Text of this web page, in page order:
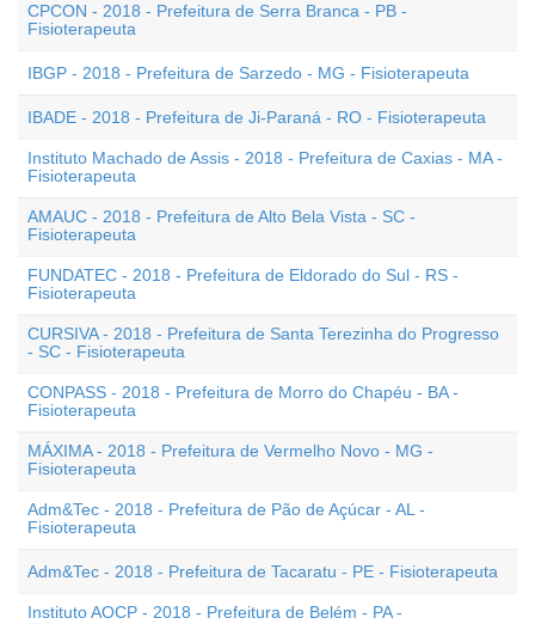
CPCON - 2018 - Prefeitura de Serra Branca - PB -
Fisioterapeuta
IBGP - 2018 - Prefeitura de Sarzedo - MG - Fisioterapeuta
IBADE - 2018 - Prefeitura de Ji-Paraná - RO - Fisioterapeuta
Instituto Machado de Assis - 2018 - Prefeitura de Caxias - MA -
Fisioterapeuta
AMAUC - 2018 - Prefeitura de Alto Bela Vista - SC -
Fisioterapeuta
FUNDATEC - 2018 - Prefeitura de Eldorado do Sul - RS -
Fisioterapeuta
CURSIVA - 2018 - Prefeitura de Santa Terezinha do Progresso
- SC - Fisioterapeuta
CONPASS - 2018 - Prefeitura de Morro do Chapéu - BA -
Fisioterapeuta
MÁXIMA - 2018 - Prefeitura de Vermelho Novo - MG -
Fisioterapeuta
Adm&Tec - 2018 - Prefeitura de Pão de Açúcar - AL -
Fisioterapeuta
Adm&Tec - 2018 - Prefeitura de Tacaratu - PE - Fisioterapeuta
Instituto AOCP - 2018 - Prefeitura de Belém - PA -